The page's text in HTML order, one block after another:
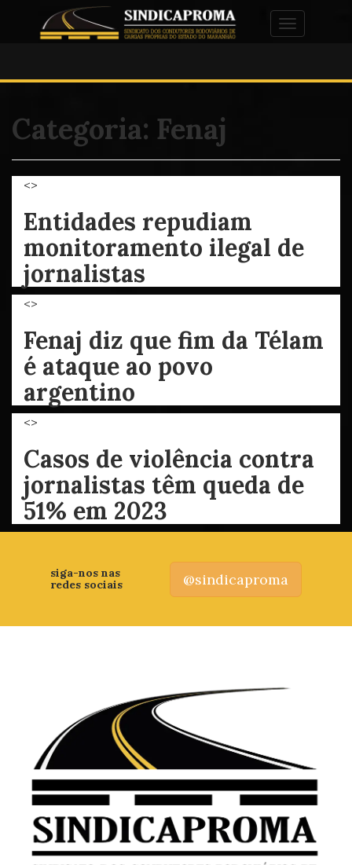
Alternar
Categoria: Fenaj
<>
Entidades repudiam
monitoramento ilegal de
jornalistas
<>
Fenaj diz que fim da Télam
é ataque ao povo
argentino
<>
Casos de violência contra
jornalistas têm queda de
51% em 2023
siga-nos nas
redes sociais
@sindicaproma